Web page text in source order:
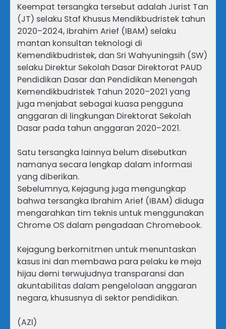
Keempat tersangka tersebut adalah Jurist Tan
(JT) selaku Staf Khusus Mendikbudristek tahun
2020–2024, Ibrahim Arief (IBAM) selaku
mantan konsultan teknologi di
Kemendikbudristek, dan Sri Wahyuningsih (SW)
selaku Direktur Sekolah Dasar Direktorat PAUD
Pendidikan Dasar dan Pendidikan Menengah
Kemendikbudristek Tahun 2020–2021 yang
juga menjabat sebagai kuasa pengguna
anggaran di lingkungan Direktorat Sekolah
Dasar pada tahun anggaran 2020–2021.
Satu tersangka lainnya belum disebutkan
namanya secara lengkap dalam informasi
yang diberikan.
Sebelumnya, Kejagung juga mengungkap
bahwa tersangka Ibrahim Arief (IBAM) diduga
mengarahkan tim teknis untuk menggunakan
Chrome OS dalam pengadaan Chromebook.
Kejagung berkomitmen untuk menuntaskan
kasus ini dan membawa para pelaku ke meja
hijau demi terwujudnya transparansi dan
akuntabilitas dalam pengelolaan anggaran
negara, khususnya di sektor pendidikan.
(AZI)